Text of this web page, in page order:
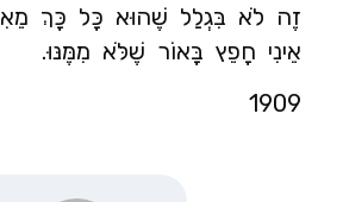
זֶה לֹא בִּגְלַל שֶׁהוּא כָּל כָּךְ
אֵינִי חָפֵץ בָּאוֹר שֶׁלֹּא מִמֶּנּוּ.
1909